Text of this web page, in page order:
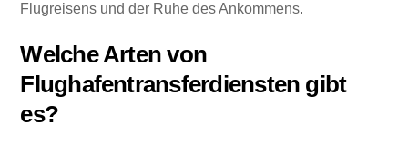
Flugreisens und der Ruhe des Ankommens.
Welche Arten von
Flughafentransferdiensten gibt
es?